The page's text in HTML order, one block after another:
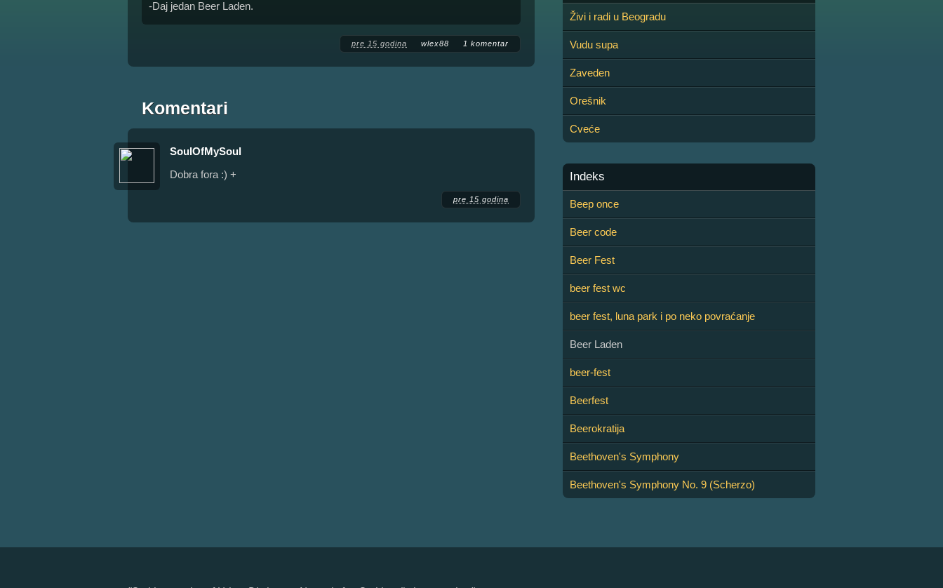
-Daj jedan Beer Laden.
pre 15 godina wlex88 1 komentar
Komentari
SoulOfMySoul
Dobra fora :) +
pre 15 godina
Živi i radi u Beogradu
Vudu supa
Zaveden
Orešnik
Cveće
Indeks
Beep once
Beer code
Beer Fest
beer fest wc
beer fest, luna park i po neko povraćanje
Beer Laden
beer-fest
Beerfest
Beerokratija
Beethoven's Symphony
Beethoven's Symphony No. 9 (Scherzo)